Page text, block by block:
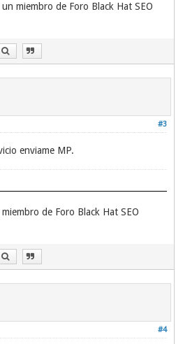
miembro de Foro Black Hat SEO
#3
enviame MP.
de Foro Black Hat SEO
#4